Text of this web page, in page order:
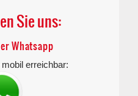
Sie uns:
Whatsapp
erreichbar: